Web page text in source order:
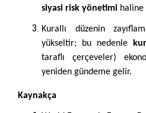
siyasi risk yönetimi haline
Kurallı düzenin
yükseltir; bu nedenle
taraflı çerçeveler)
yeniden gündeme gelir.
Kaynakça